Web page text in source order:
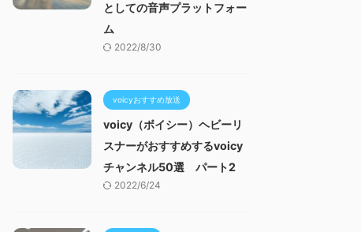
としての音声プラットフォー
ム
2022/8/30
voicyおすすめ放送
voicy（ボイシー）ヘビーリ
スナーがおすすめするvoicy
チャンネル50選 パート2
2022/6/24